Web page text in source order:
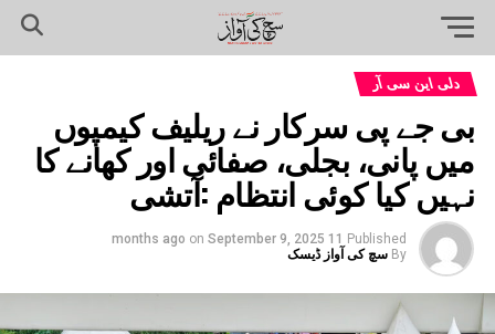
دلی این سی آر
بی جے پی سرکار نے ریلیف کیمپوں
میں پانی، بجلی، صفائی اور کھانے کا
نہیں کیا کوئی انتظام :آتشی
Published
11 months ago
on September 9, 2025
By سچ کی آواز ڈیسک